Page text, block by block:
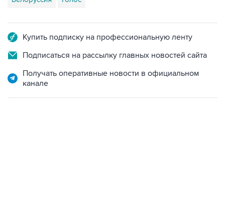
Подписаться на рассылку главных новостей сайта
Получать оперативные новости в официальном